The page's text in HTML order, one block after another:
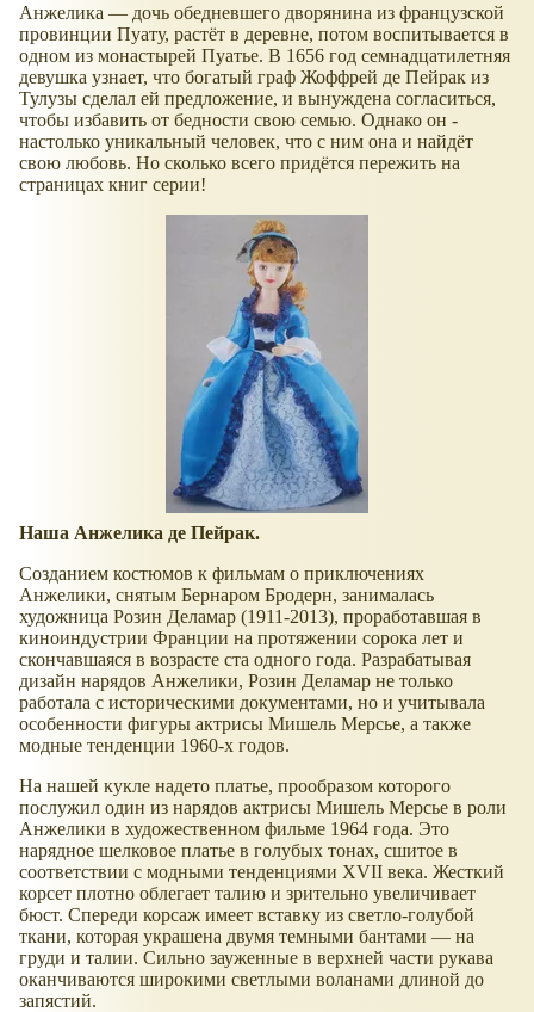
Анжелика — дочь обедневшего дворянина из французской
провинции Пуату, растёт в деревне, потом воспитывается в
одном из монастырей Пуатье. В 1656 год семнадцатилетняя
девушка узнает, что богатый граф Жоффрей де Пейрак из
Тулузы сделал ей предложение, и вынуждена согласиться,
чтобы избавить от бедности свою семью. Однако он -
настолько уникальный человек, что с ним она и найдёт
свою любовь. Но сколько всего придётся пережить на
страницах книг серии!
Наша Анжелика де Пейрак.
Созданием костюмов к фильмам о приключениях
Анжелики, снятым Бернаром Бродерн, занималась
художница Розин Деламар (1911-2013), проработавшая в
киноиндустрии Франции на протяжении сорока лет и
скончавшаяся в возрасте ста одного года. Разрабатывая
дизайн нарядов Анжелики, Розин Деламар не только
работала с историческими документами, но и учитывала
особенности фигуры актрисы Мишель Мерсье, а также
модные тенденции 1960-х годов.
На нашей кукле надето платье, прообразом которого
послужил один из нарядов актрисы Мишель Мерсье в роли
Анжелики в художественном фильме 1964 года. Это
нарядное шелковое платье в голубых тонах, сшитое в
соответствии с модными тенденциями XVII века. Жесткий
корсет плотно облегает талию и зрительно увеличивает
бюст. Спереди корсаж имеет вставку из светло-голубой
ткани, которая украшена двумя темными бантами — на
груди и талии. Сильно зауженные в верхней части рукава
оканчиваются широкими светлыми воланами длиной до
запястий.